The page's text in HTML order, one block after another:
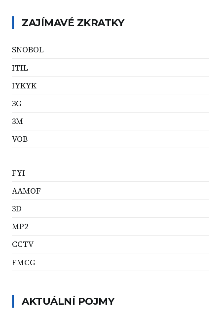
ZAJÍMAVÉ ZKRATKY
SNOBOL
ITIL
IYKYK
3G
3M
VOB
FYI
AAMOF
3D
MP2
CCTV
FMCG
AKTUÁLNÍ POJMY